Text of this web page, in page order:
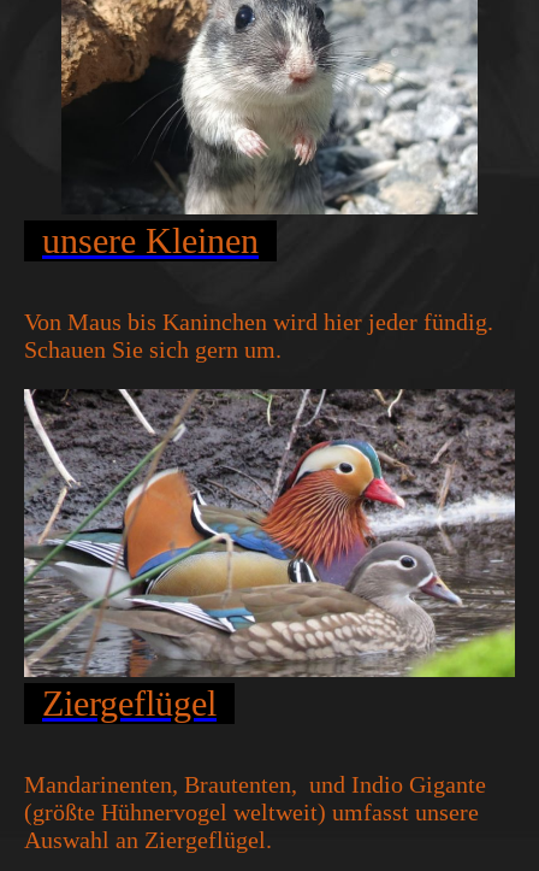
unsere Kleinen
Von Maus bis Kaninchen wird hier jeder fündig.
Schauen Sie sich gern um.
Ziergeflügel
Mandarinenten, Brautenten, und Indio Gigante
(größte Hühnervogel weltweit) umfasst unsere
Auswahl an Ziergeflügel.